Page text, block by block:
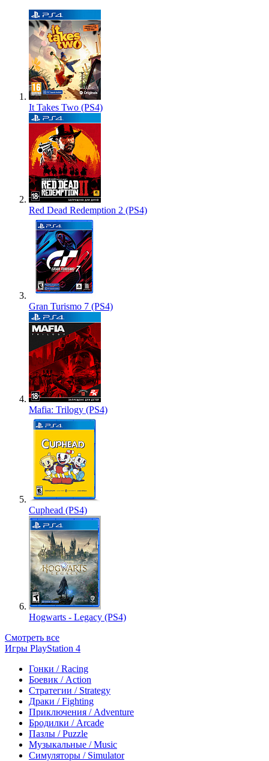
It Takes Two (PS4)
Red Dead Redemption 2 (PS4)
Gran Turismo 7 (PS4)
Mafia: Trilogy (PS4)
Cuphead (PS4)
Hogwarts - Legacy (PS4)
Смотреть все
Игры PlayStation 4
Гонки / Racing
Боевик / Action
Стратегии / Strategy
Драки / Fighting
Приключения / Adventure
Бродилки / Arcade
Пазлы / Puzzle
Музыкальные / Music
Симуляторы / Simulator